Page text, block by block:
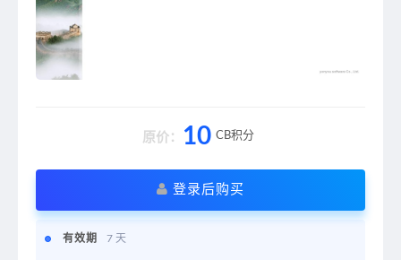
原价： 10 CB积分
登录后购买
有效期 7 天